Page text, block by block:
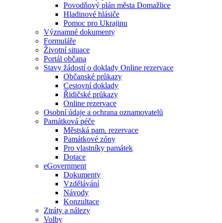
Povodňový plán města Domažlice
Hladinové hlásiče
Pomoc pro Ukrajinu
Významné dokumenty
Formuláře
Životní situace
Portál občana
Stavy žádostí o doklady Online rezervace
Občanské průkazy
Cestovní doklady
Řidičské průkazy
Online rezervace
Osobní údaje a ochrana oznamovatelů
Památková péče
Městská pam. rezervace
Památkové zóny
Pro vlastníky památek
Dotace
eGovernment
Dokumenty
Vzdělávání
Návody
Konzultace
Ztráty a nálezy
Volby